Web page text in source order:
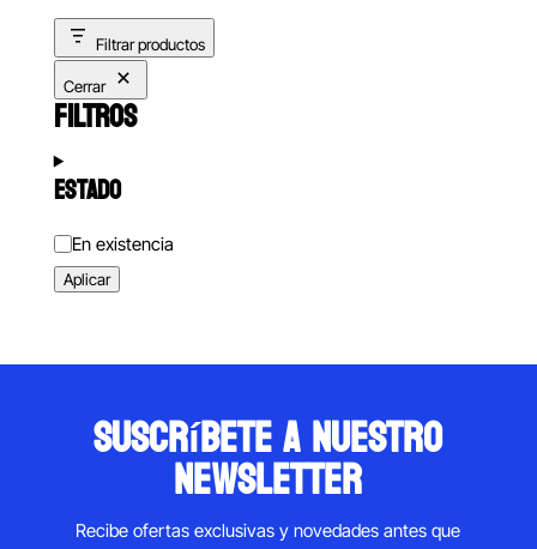
$483.00.$314.00.
Filtrar productos
Cerrar
FILTROS
ESTADO
Estado
En existencia
Aplicar
suscríbete a nuestro
newsletter
Recibe ofertas exclusivas y novedades antes que